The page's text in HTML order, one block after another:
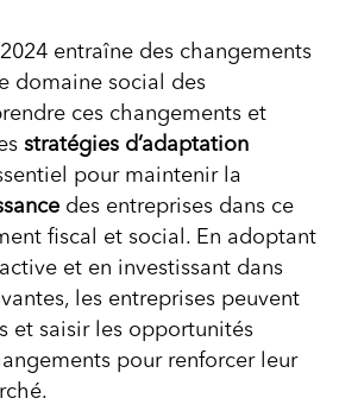
entraîne des changements
domaine social des
ces changements et
stratégies d’adaptation
pour maintenir la
des entreprises dans ce
fiscal et social. En adoptant
et en investissant dans
les entreprises peuvent
et saisir les opportunités
pour renforcer leur